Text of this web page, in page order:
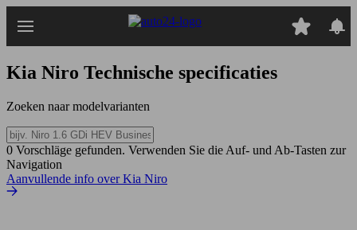
naar
Kia Niro Technische specificaties
Zoeken naar modelvarianten
0 Vorschläge gefunden. Verwenden Sie die Auf- und Ab-Tasten zur
Navigation
Aanvullende info over Kia Niro